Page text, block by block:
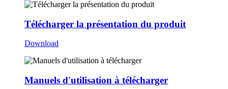
Télécharger la présentation du produit
Download
Manuels d'utilisation à télécharger